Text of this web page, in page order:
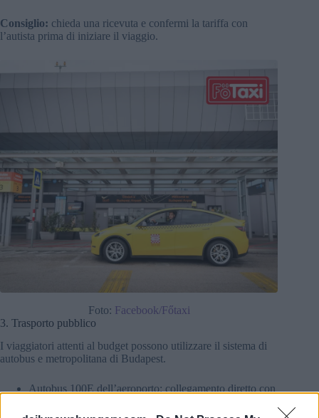
Consiglio: chieda una ricevuta e confermi la tariffa con
l’autista prima di iniziare il viaggio.
Foto: Facebook/Főtaxi
3. Trasporto pubblico
I viaggiatori attenti al budget possono utilizzare il sistema di
autobus e metropolitana di Budapest.
Autobus 100E dell’aeroporto: collegamento diretto con
minuti.